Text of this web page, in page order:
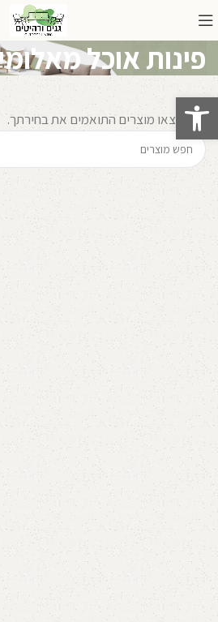
פתח סרגל נגישות
פינות אוכל
לא נמצאו מוצרים התואמים את בחירתך.